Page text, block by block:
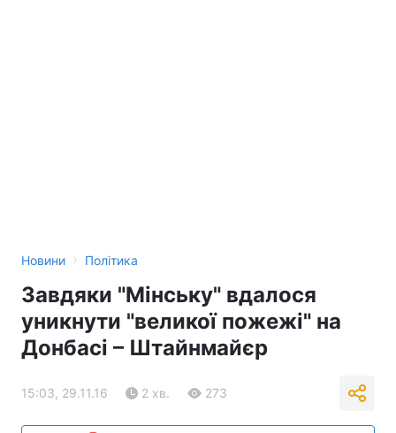
Новини › Політика
Завдяки "Мінську" вдалося
уникнути "великої пожежі" на
Донбасі – Штайнмайєр
15:03, 29.11.16 2 хв. 273